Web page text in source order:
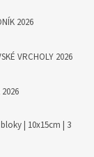
2026
VRCHOLY 2026
| 10x15cm | 3